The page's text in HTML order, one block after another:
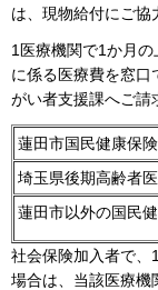
は、現物給付にご協
1医療機関で1か月
に係る医療費を窓
がい者支援課へご請
蓮田市国民健康保
埼玉県後期高齢者
蓮田市以外の国民
社会保険加入者で、
場合は、当該医療機